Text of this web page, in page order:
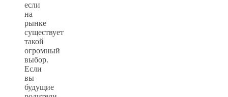
если
на
рынке
существует
такой
огромный
выбор.
Если
вы
будущие